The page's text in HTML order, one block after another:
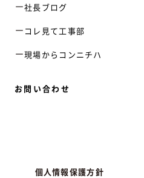
社長ブログ
コレ見て工事部
現場からコンニチハ
お問い合わせ
個人情報保護方針